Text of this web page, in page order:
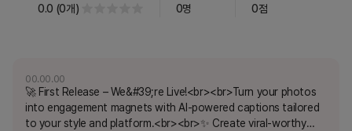
0.0 (0개) 0명 0점
00.00.00
🚀 First Release – We&#39;re Live!<br><br>Turn your photos
into engagement magnets with AI-powered captions tailored
to your style and platform.<br><br>✨ Create viral-worthy